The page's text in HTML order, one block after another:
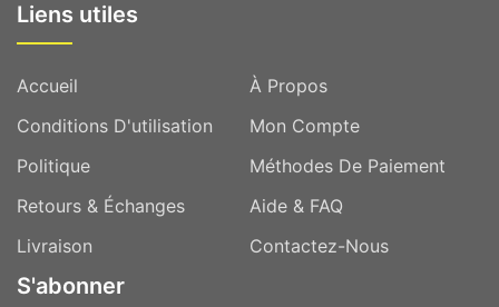
Liens utiles
Accueil
À Propos
Conditions D'utilisation
Mon Compte
Politique
Méthodes De Paiement
Retours & Échanges
Aide & FAQ
Livraison
Contactez-Nous
S'abonner